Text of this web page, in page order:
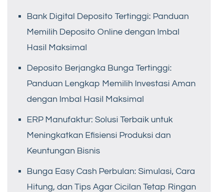
Bank Digital Deposito Tertinggi: Panduan
Memilih Deposito Online dengan Imbal
Hasil Maksimal
Deposito Berjangka Bunga Tertinggi:
Panduan Lengkap Memilih Investasi Aman
dengan Imbal Hasil Maksimal
ERP Manufaktur: Solusi Terbaik untuk
Meningkatkan Efisiensi Produksi dan
Keuntungan Bisnis
Bunga Easy Cash Perbulan: Simulasi, Cara
Hitung, dan Tips Agar Cicilan Tetap Ringan